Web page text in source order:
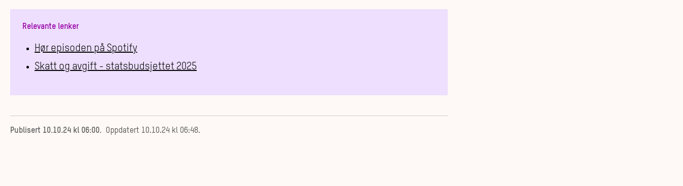
Relevante lenker
Hør episoden på Spotify
Skatt og avgift - statsbudsjettet 2025
Publisert 10.10.24 kl 06:00. Oppdatert 10.10.24 kl 06:48.